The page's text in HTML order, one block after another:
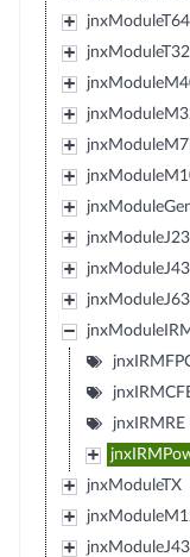
jnxIRMRE
jnxModuleTX